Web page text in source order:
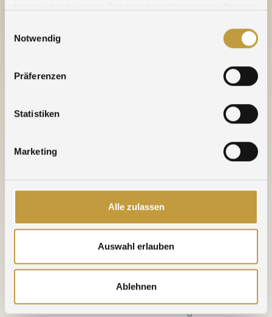
Notwendig
Präferenzen
Statistiken
Marketing
Alle zulassen
Auswahl erlauben
Ablehnen
rudolf.koenig@agosi.de
Galvanikprodukte
Nachricht vom 11. Mai 2020
30.06.2026 » 20 Jahre am neuen Standort - Herzlichen
Glückwunsch NE-Metallhandel
09.04.2026 » Wechsel im Agosi-Vorstand
21.12.2025 » Betriebsruhe, Feiertage & Brückentage